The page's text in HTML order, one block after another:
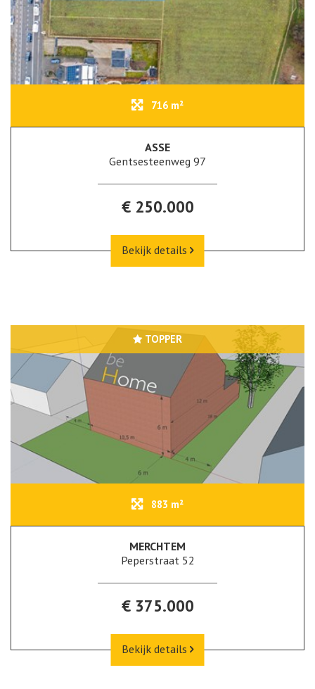
716 m²
ASSE
Gentsesteenweg 97
€ 250.000
Bekijk details
TOPPER
883 m²
MERCHTEM
Peperstraat 52
€ 375.000
Bekijk details